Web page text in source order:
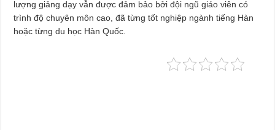
lượng giảng dạy vẫn được đảm bảo bởi đội ngũ giáo viên có
trình độ chuyên môn cao, đã từng tốt nghiệp ngành tiếng Hàn
hoặc từng du học Hàn Quốc.